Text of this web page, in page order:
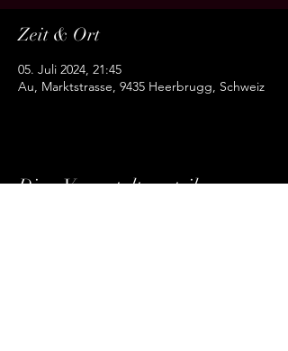
Zeit & Ort
05. Juli 2024, 21:45
Au, Marktstrasse, 9435 Heerbrugg, Schweiz
Diese Veranstaltung teilen